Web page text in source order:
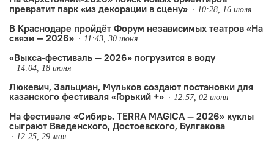
превратит парк «из декорации в сцену»
10:28, 16 июля
В Краснодаре пройдёт Форум независимых театров «На
связи — 2026»
11:43, 30 июня
«Выкса-фестиваль — 2026» погрузится в воду
14:04, 18 июня
Люкевич, Зальцман, Мульков создают постановки для
казанского фестиваля «Горький +»
12:57, 02 июня
На фестивале «Сибирь. TERRA MAGICA — 2026» куклы
сыграют Введенского, Достоевского, Булгакова
12:25, 29 мая